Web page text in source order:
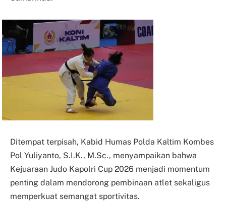
Ditempat terpisah, Kabid Humas Polda Kaltim Kombes
Pol Yuliyanto, S.I.K., M.Sc., menyampaikan bahwa
Kejuaraan Judo Kapolri Cup 2026 menjadi momentum
penting dalam mendorong pembinaan atlet sekaligus
memperkuat semangat sportivitas.